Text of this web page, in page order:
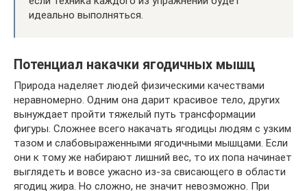
идеально выполняться.
Потенциал накачки ягодичных мышц
Природа наделяет людей физическими качествами
неравномерно. Одним она дарит красивое тело, других
вынуждает пройти тяжелый путь трансформации
фигуры. Сложнее всего накачать ягодицы людям с узким
тазом и слабовыраженными ягодичными мышцами. Если
они к тому же набирают лишний вес, то их попа начинает
выглядеть и вовсе ужасно из-за свисающего в области
ягодиц жира. Но сложно, не значит невозможно. При